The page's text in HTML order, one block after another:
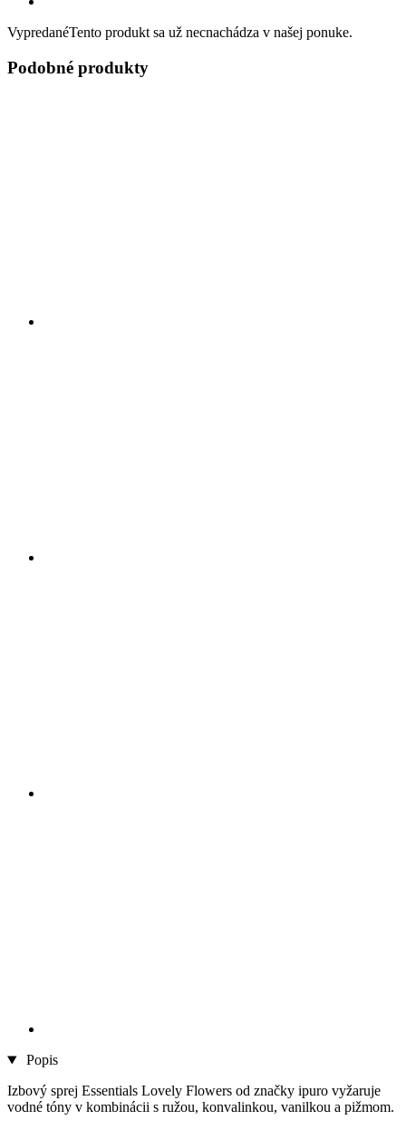
VypredanéTento produkt sa už necnachádza v našej ponuke.
Podobné produkty
Popis
Izbový sprej Essentials Lovely Flowers od značky ipuro vyžaruje
vodné tóny v kombinácii s ružou, konvalinkou, vanilkou a pižmom.